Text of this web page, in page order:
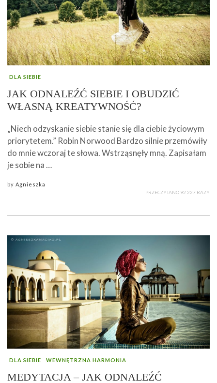
DLA SIEBIE
JAK ODNALEŹĆ SIEBIE I OBUDZIĆ
WŁASNĄ KREATYWNOŚĆ?
„Niech odzyskanie siebie stanie się dla ciebie życiowym
priorytetem.” Robin Norwood Bardzo silnie przemówiły
do mnie wczoraj te słowa. Wstrząsnęły mną. Zapisałam
je sobie na …
by Agnieszka
PRZECZYTANO 92 227 RAZY
DLA SIEBIE WEWNĘTRZNA HARMONIA
MEDYTACJA – JAK ODNALEŹĆ